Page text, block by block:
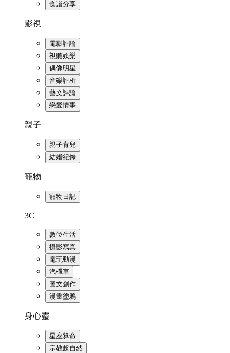
食譜分享
影視
電影評論
視聽娛樂
偶像明星
音樂評析
藝文評論
戀愛情事
親子
親子育兒
結婚紀錄
寵物
寵物日記
3C
數位生活
攝影寫真
電玩動漫
汽機車
圖文創作
漫畫塗鴉
身心靈
星座算命
宗教超自然